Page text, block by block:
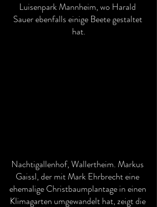
Luisenpark Mannheim, wo Harald
Sauer ebenfalls einige Beete gestaltet
hat.
Nachtigallenhof, Wallertheim. Markus
Gaissl, der mit Mark Ehrbrecht eine
ehemalige Christbaumplantage in einen
Klimagarten umgewandelt hat, zeigt die